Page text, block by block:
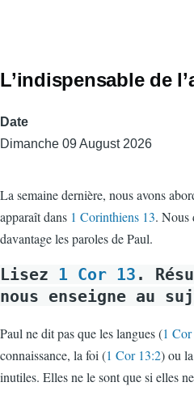
L’indispensable de
Date
Dimanche 09 August 2026
La semaine dernière, nous avons
apparaît dans 1 Corinthiens 13. Nous
davantage les paroles de Paul.
Lisez 1 Cor 13 .
nous enseigne au
Paul ne dit pas que les langues (1 Cor
connaissance, la foi (1 Cor 13:2) ou
inutiles. Elles ne le sont que si elles